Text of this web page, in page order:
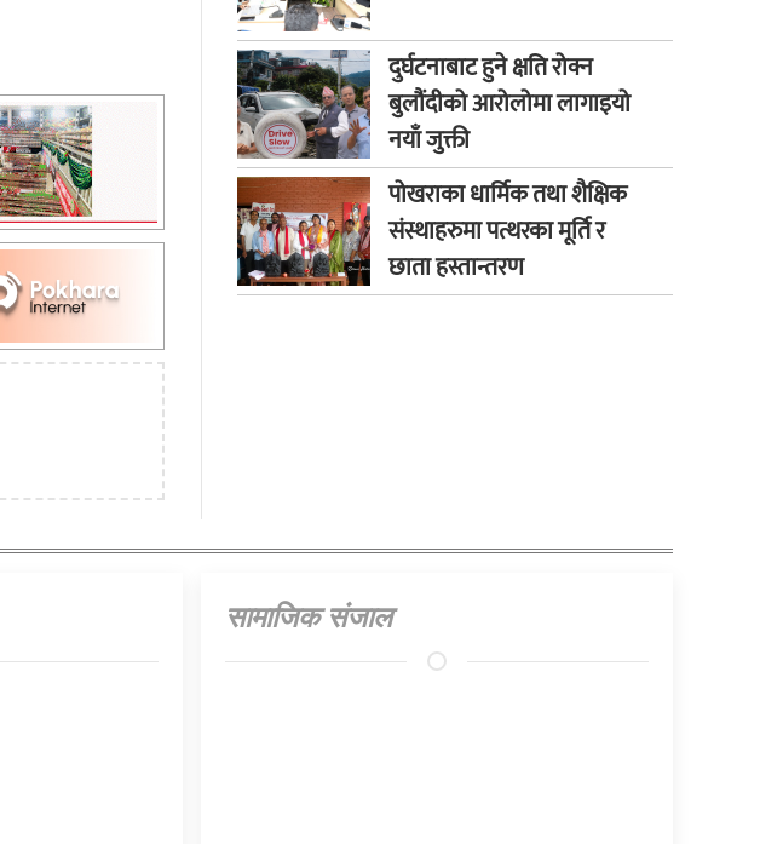
दुर्घटनाबाट हुने क्षति रोक्न
बुलौंदीको आरोलोमा लागाइयो
नयाँ जुक्ती
पोखराका धार्मिक तथा शैक्षिक
संस्थाहरुमा पत्थरका मूर्ति र
छाता हस्तान्तरण
सामाजिक संजाल